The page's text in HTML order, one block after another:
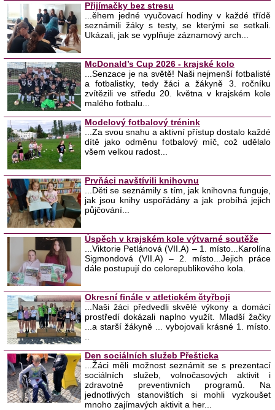
Přijímačky bez stresu
...ěhem jedné vyučovací hodiny v každé třídě
seznámili žáky s testy, se kterými se setkali.
Ukázali, jak se vyplňuje záznamový arch...
McDonald’s Cup 2026 - krajské kolo
...Senzace je na světě! Naši nejmenší fotbalisté
a fotbalistky, tedy žáci a žákyně 3. ročníku
zvítězili ve středu 20. května v krajském kole
malého fotbalu...
Modelový fotbalový trénink
...Za svou snahu a aktivní přístup dostalo každé
dítě jako odměnu fotbalový míč, což udělalo
všem velkou radost...
Prvňáci navštívili knihovnu
...Děti se seznámily s tím, jak knihovna funguje,
jak jsou knihy uspořádány a jak probíhá jejich
půjčování...
Úspěch v krajském kole výtvarné soutěže
...Viktorie Petlánová (VII.A) – 1. místo...Karolína
Sigmondová (VII.A) – 2. místo...Jejich práce
dále postupují do celorepublikového kola.
Okresní finále v atletickém čtyřboji
...Naši žáci předvedli skvělé výkony a domácí
prostředí dokázali naplno využít. Mladší žačky
...a starší žákyně ... vybojovali krásné 1. místo.
Den sociálních služeb Přešticka
...Žáci měli možnost seznámit se s prezentací
sociálních služeb, volnočasových aktivit i
zdravotně preventivních programů. Na
jednotlivých stanovištích si mohli vyzkoušet
mnoho zajímavých aktivit a her...